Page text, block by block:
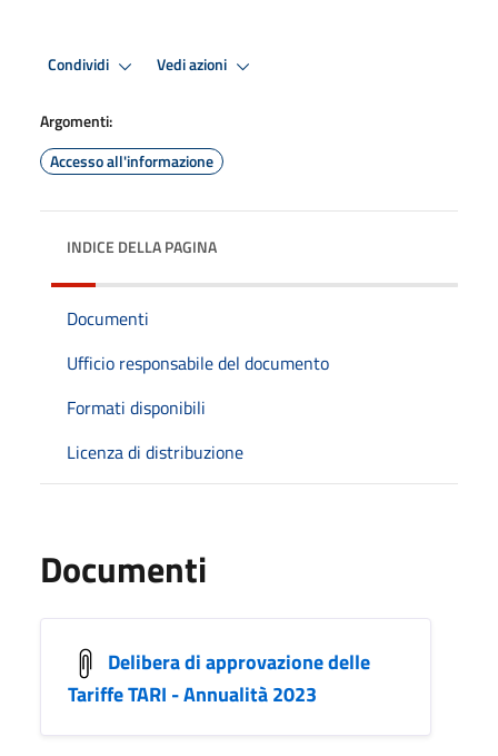
Condividi Vedi azioni
Argomenti:
Accesso all'informazione
INDICE DELLA PAGINA
Documenti
Ufficio responsabile del documento
Formati disponibili
Licenza di distribuzione
Documenti
Delibera di approvazione delle
Tariffe TARI - Annualità 2023